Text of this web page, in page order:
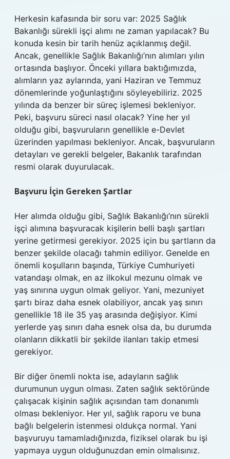
Herkesin kafasında bir soru var: 2025 Sağlık
Bakanlığı sürekli işçi alımı ne zaman yapılacak? Bu
konuda kesin bir tarih henüz açıklanmış değil.
Ancak, genellikle Sağlık Bakanlığı’nın alımları yılın
ortasında başlıyor. Önceki yıllara baktığımızda,
alımların yaz aylarında, yani Haziran ve Temmuz
dönemlerinde yoğunlaştığını söyleyebiliriz. 2025
yılında da benzer bir süreç işlemesi bekleniyor.
Peki, başvuru süreci nasıl olacak? Yine her yıl
olduğu gibi, başvuruların genellikle e-Devlet
üzerinden yapılması bekleniyor. Ancak, başvuruların
detayları ve gerekli belgeler, Bakanlık tarafından
resmi olarak duyurulacak.
Başvuru İçin Gereken Şartlar
Her alımda olduğu gibi, Sağlık Bakanlığı’nın sürekli
işçi alımına başvuracak kişilerin belli başlı şartları
yerine getirmesi gerekiyor. 2025 için bu şartların da
benzer şekilde olacağı tahmin ediliyor. Genelde en
önemli koşulların başında, Türkiye Cumhuriyeti
vatandaşı olmak, en az ilkokul mezunu olmak ve
yaş sınırına uygun olmak geliyor. Yani, mezuniyet
şartı biraz daha esnek olabiliyor, ancak yaş sınırı
genellikle 18 ile 35 yaş arasında değişiyor. Kimi
yerlerde yaş sınırı daha esnek olsa da, bu durumda
olanların dikkatli bir şekilde ilanları takip etmesi
gerekiyor.
Bir diğer önemli nokta ise, adayların sağlık
durumunun uygun olması. Zaten sağlık sektöründe
çalışacak kişinin sağlık açısından tam donanımlı
olması bekleniyor. Her yıl, sağlık raporu ve buna
bağlı belgelerin istenmesi oldukça normal. Yani
başvuruyu tamamladığınızda, fiziksel olarak bu işi
yapmaya uygun olduğunuzdan emin olmalısınız.